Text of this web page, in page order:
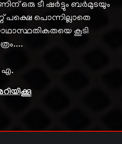
ടീ ഷർട്ടും ബർമുടയും
പക്ഷെ പൊന്നില്ലാതെ
കൂടി
എ.